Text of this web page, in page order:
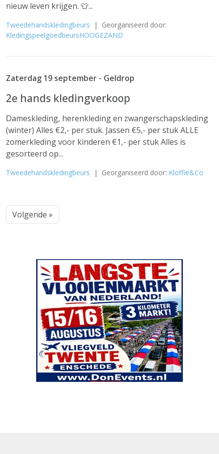
nieuw leven krijgen. 👕...
Tweedehandskledingbeurs | Georganiseerd door:
KledingspeelgoedbeursHOOGEZAND
Zaterdag 19 september - Geldrop
2e hands kledingverkoop
Dameskleding, herenkleding en zwangerschapskleding
(winter) Alles €2,- per stuk. Jassen €5,- per stuk ALLE
zomerkleding voor kinderen €1,- per stuk Alles is
gesorteerd op...
Tweedehandskledingbeurs | Georganiseerd door: Kloffie&Co
Volgende »